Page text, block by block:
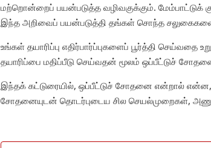
மற்றொன்றைப் பயன்படுத்த வழிவகுக்கும். மேம்பாட்டுக்
இந்த அறிவைப் பயன்படுத்தி தங்கள் சொந்த
உங்கள் தயாரிப்பு எதிர்பார்ப்புகளைப் பூர்த்தி செய்வதை
தயாரிப்பை மதிப்பீடு செய்வதன் மூலம் ஒப்பீட்டுச்
இந்தக் கட்டுரையில், ஒப்பீட்டுச் சோதனை என்றால்
சோதனையுடன் தொடர்புடைய சில செயல்முறைகள்,